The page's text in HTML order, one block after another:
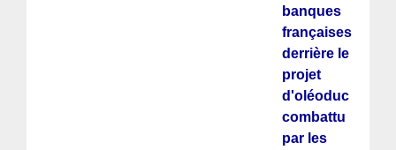
banques
françaises
derrière le
projet
d'oléoduc
combattu
par les